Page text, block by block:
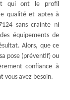
qui ont le profil
qualité et aptes à
sans crainte ni
équipements de
Alors, que ce
pose (préventif) ou
confiance à
vous avez besoin.